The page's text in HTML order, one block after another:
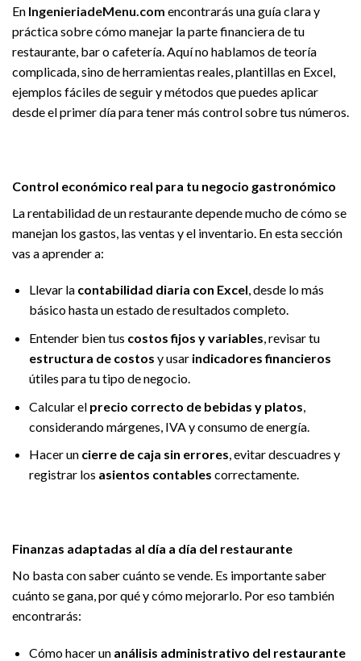
En IngenieriadeMenu.com encontrarás una guía clara y
práctica sobre cómo manejar la parte financiera de tu
restaurante, bar o cafetería. Aquí no hablamos de teoría
complicada, sino de herramientas reales, plantillas en Excel,
ejemplos fáciles de seguir y métodos que puedes aplicar
desde el primer día para tener más control sobre tus números.
Control económico real para tu negocio gastronómico
La rentabilidad de un restaurante depende mucho de cómo se
manejan los gastos, las ventas y el inventario. En esta sección
vas a aprender a:
Llevar la contabilidad diaria con Excel, desde lo más
básico hasta un estado de resultados completo.
Entender bien tus costos fijos y variables, revisar tu
estructura de costos y usar indicadores financieros
útiles para tu tipo de negocio.
Calcular el precio correcto de bebidas y platos
considerando márgenes, IVA y consumo de energía.
Hacer un cierre de caja sin errores, evitar descuadres y
registrar los asientos contables correctamente.
Finanzas adaptadas al día a día del restaurante
No basta con saber cuánto se vende. Es importante saber
cuánto se gana, por qué y cómo mejorarlo. Por eso también
encontrarás:
Cómo hacer un análisis administrativo del restaurante